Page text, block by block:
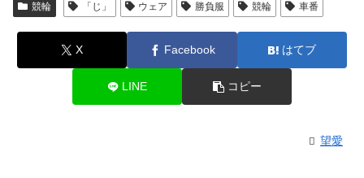
競輪 「じ」 ウェア 勝負服 競輪 車番
X Facebook はてブ
LINE コピー
望愛